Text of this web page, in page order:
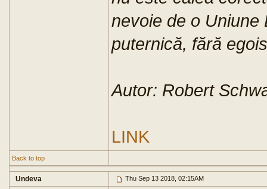
nevoie de o Uniune
puternică, fără
Autor: Robert
LINK
Back to top
Undeva Thu Sep 13 2018, 02:15AM